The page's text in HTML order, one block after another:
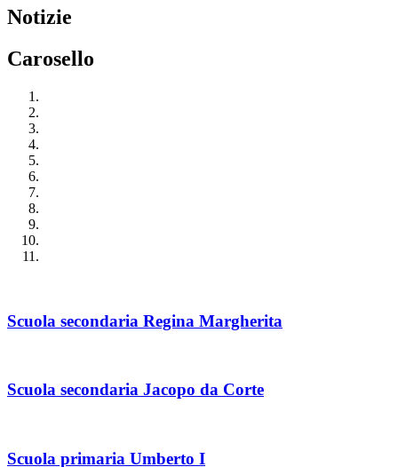
Notizie
Carosello
Scuola secondaria Regina Margherita
Scuola secondaria Jacopo da Corte
Scuola primaria Umberto I